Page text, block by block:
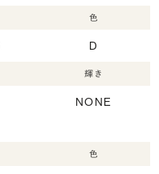
色
D
輝き
NONE
色